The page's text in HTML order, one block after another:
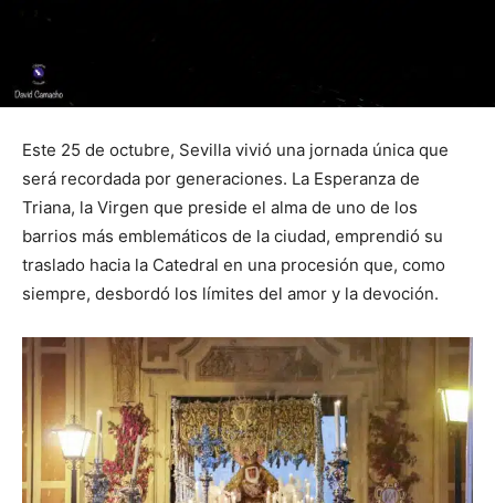
Este 25 de octubre, Sevilla vivió una jornada única que
será recordada por generaciones. La Esperanza de
Triana, la Virgen que preside el alma de uno de los
barrios más emblemáticos de la ciudad, emprendió su
traslado hacia la Catedral en una procesión que, como
siempre, desbordó los límites del amor y la devoción.